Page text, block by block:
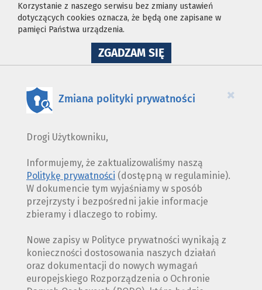
Korzystanie z naszego serwisu bez zmiany ustawień
dotyczących cookies oznacza, że będą one zapisane w
pamięci Państwa urządzenia.
ZGADZAM SIĘNA
WYKORZYSTANIE
×
Zmiana polityki prywatności
Drogi Użytkowniku,
Informujemy, że zaktualizowaliśmy naszą
Politykę prywatności (dostępną w regulaminie).
W dokumencie tym wyjaśniamy w sposób
przejrzysty i bezpośredni jakie informacje
zbieramy i dlaczego to robimy.
Nowe zapisy w Polityce prywatności wynikają z
konieczności dostosowania naszych działań
oraz dokumentacji do nowych wymagań
europejskiego Rozporządzenia o Ochronie